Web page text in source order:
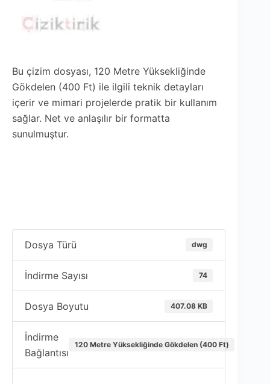
Bu çizim dosyası, 120 Metre Yüksekliğinde
Gökdelen (400 Ft) ile ilgili teknik detayları
içerir ve mimari projelerde pratik bir kullanım
sağlar. Net ve anlaşılır bir formatta
sunulmuştur.
Dosya Türü dwg
İndirme Sayısı 74
Dosya Boyutu 407.08 KB
İndirme
Bağlantısı
120 Metre Yüksekliğinde Gökdelen (400 Ft)